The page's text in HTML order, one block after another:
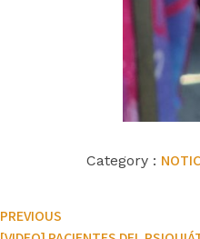
Category :
PREVIOUS